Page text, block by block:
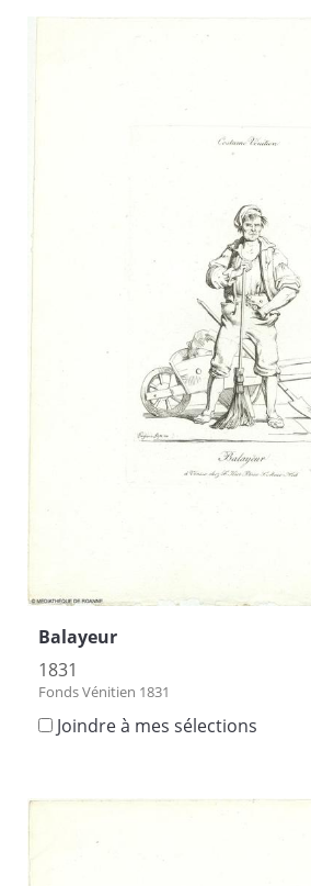
Balayeur
1831
Fonds Vénitien 1831
Joindre à mes sélections